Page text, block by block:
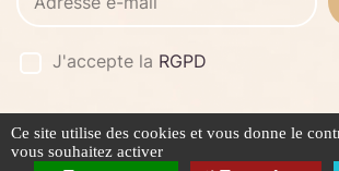
J'accepte la RGPD
©2026 -Stafe.fr
Mentions légales
Politique de
Ce site utilise des cookies et vous donne le
vous souhaitez activer